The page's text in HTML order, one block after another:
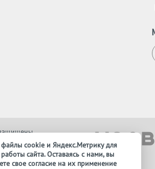
cookie и Яндекс.Метрику для
сайта. Оставаясь с нами, вы
свое согласие на их применение